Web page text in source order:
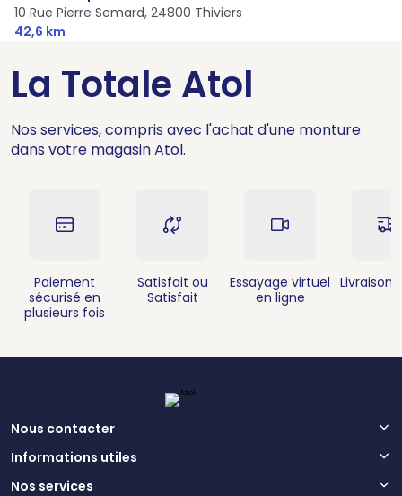
10 Rue Pierre Semard, 24800 Thiviers
42,6 km
La Totale Atol
Nos services, compris avec l'achat d'une monture
dans votre magasin Atol.
Paiement
sécurisé en
plusieurs fois
Satisfait ou
Satisfait
Essayage virtuel
en ligne
Livraison
Nous contacter
Informations utiles
Nos services